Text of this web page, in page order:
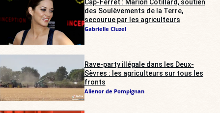
Cap-Ferret : Marion Cotillard, soutien
des Soulèvements de la Terre,
secourue par les agriculteurs
Gabrielle Cluzel
Rave-party illégale dans les Deux-
Sèvres : les agriculteurs sur tous les
fronts
Alienor de Pompignan